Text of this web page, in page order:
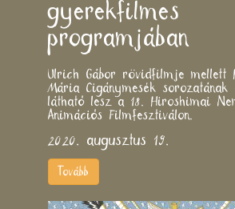
gyerekfilmes
programjában
Ulrich Gábor rövidfilmje mellett
Mária Cigánymesék
látható lesz a 18. Hiroshimai
Animációs Filmfesztiválon.
2020. augusztus 19.
Tovább